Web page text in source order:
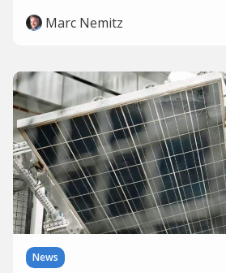
Marc Nemitz
News